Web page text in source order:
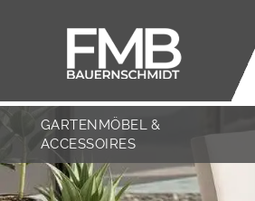
GARTENMÖBEL &
ACCESSOIRES